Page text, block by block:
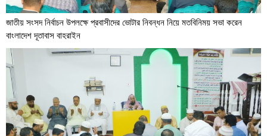
জাতীয় সংসদ নির্বাচন উপলক্ষে প্রবাসীদের ভোটার নিবন্ধন নিয়ে মতবিনিময় সভা করেন
বাংলাদেশ দূতাবাস বাহরাইন